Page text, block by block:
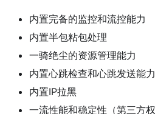
内置完备的监控和流控能力
内置半包粘包处理
一骑绝尘的资源管理能力
内置心跳检查和心跳发送能力
内置IP拉黑
一流性能和稳定性（第三方